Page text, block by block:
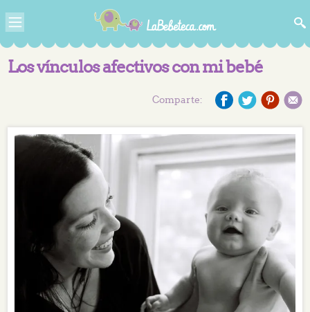
Los vínculos afectivos con mi bebé
Comparte: